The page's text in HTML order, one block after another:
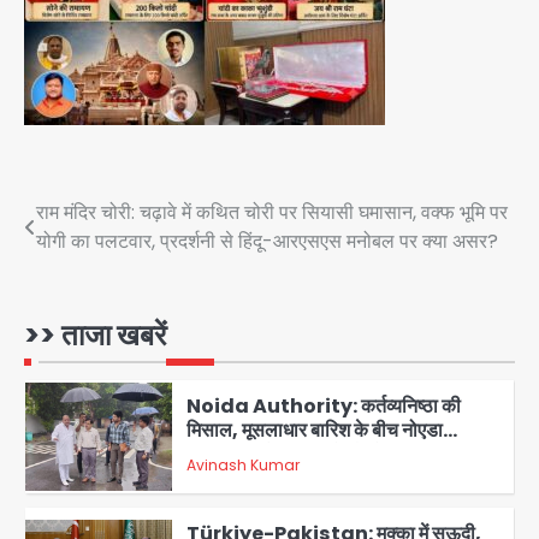
Post
navigation
राम मंदिर चोरी: चढ़ावे में कथित चोरी पर सियासी घमासान, वक्फ भूमि पर
योगी का पलटवार, प्रदर्शनी से हिंदू-आरएसएस मनोबल पर क्या असर?
>> ताजा खबरें
4
Greater Noida (Badalpur):
सरिया लदा कैंटर अनियंत्रित होकर घुसा
किराना दुकान में , ड्राइवर की मौत
Avinash Kumar
5
स्क्रीनप्ले में कमजोर, लेकिन कहानी अधूरी रह
गई, 3 स्टार रेटिंग
Avinash Kumar
1
2
Noida Authority: कर्तव्यनिष्ठा की
मिसाल, मूसलाधार बारिश के बीच नोएडा
प्राधिकरण ने संभाला मोर्चा, सेक्टर 105
आरडब्ल्यूए ने जताया आभार
Avinash Kumar
Türkiye-Pakistan: मक्का में सऊदी,